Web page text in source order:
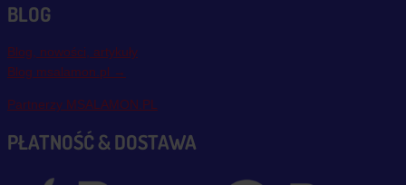
BLOG
Blog, nowości, artykuły
Blog msalamon.pl →
Partnerzy MSALAMON.PL
PŁATNOŚĆ & DOSTAWA